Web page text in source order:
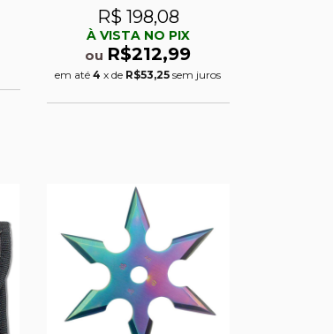
R$ 198,08
À VISTA NO PIX
ou R$212,99
em até4 x de R$53,25 sem juros